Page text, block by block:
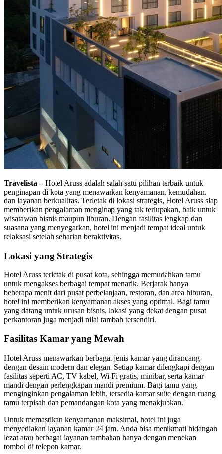
Travelista –Hotel Aruss adalah salah satu pilihan terbaik untuk
penginapan di kota yang menawarkan kenyamanan, kemudahan,
dan layanan berkualitas. Terletak di lokasi strategis, Hotel Aruss siap
memberikan pengalaman menginap yang tak terlupakan, baik untuk
wisatawan bisnis maupun liburan. Dengan fasilitas lengkap dan
suasana yang menyegarkan, hotel ini menjadi tempat ideal untuk
relaksasi setelah seharian beraktivitas.
Lokasi yang Strategis
Hotel Aruss terletak di pusat kota, sehingga memudahkan tamu
untuk mengakses berbagai tempat menarik. Berjarak hanya
beberapa menit dari pusat perbelanjaan, restoran, dan area hiburan,
hotel ini memberikan kenyamanan akses yang optimal. Bagi tamu
yang datang untuk urusan bisnis, lokasi yang dekat dengan pusat
perkantoran juga menjadi nilai tambah tersendiri.
Fasilitas Kamar yang Mewah
Hotel Aruss menawarkan berbagai jenis kamar yang dirancang
dengan desain modern dan elegan. Setiap kamar dilengkapi dengan
fasilitas seperti AC, TV kabel, Wi-Fi gratis, minibar, serta kamar
mandi dengan perlengkapan mandi premium. Bagi tamu yang
menginginkan pengalaman lebih, tersedia kamar suite dengan ruang
tamu terpisah dan pemandangan kota yang menakjubkan.
Untuk memastikan kenyamanan maksimal, hotel ini juga
menyediakan layanan kamar 24 jam. Anda bisa menikmati hidangan
lezat atau berbagai layanan tambahan hanya dengan menekan
tombol di telepon kamar.